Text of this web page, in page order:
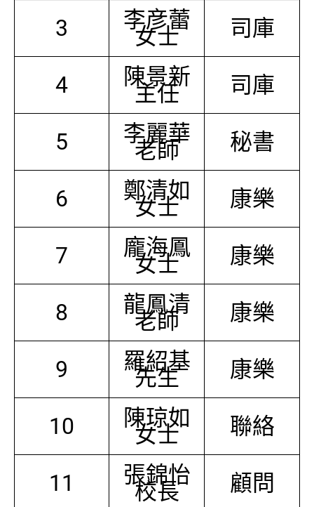
3 李彦蕾
女士 司庫
4 陳景新
主任 司庫
5 李麗華
老師 秘書
6 鄭清如
女士 康樂
7 龐海鳳
女士 康樂
8 龍鳳清
老師 康樂
9 羅紹基
先生 康樂
10 陳琼如
女士 聯絡
11 張錦怡
校長 顧問